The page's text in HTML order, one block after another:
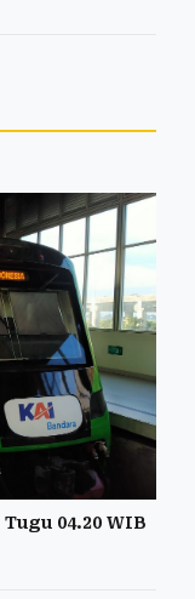
04.20 WIB